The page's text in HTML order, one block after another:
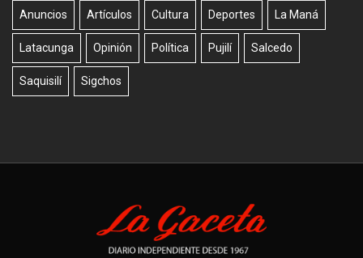
Anuncios Artículos Cultura Deportes La Maná
Latacunga Opinión Política Pujilí Salcedo
Saquisilí Sigchos